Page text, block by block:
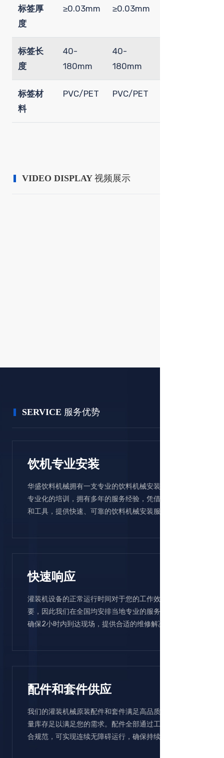
标签厚
度
≥0.03mm ≥0.03mm
标签长
度
40-
180mm
40-
180mm
标签材
料
PVC/PET PVC/PET
VIDEO DISPLAY 视频展示
SERVICE 服务优势
饮机专业安装
华盛饮料机械拥有一支专业的饮料机械安装团队，经过
专业化的培训，拥有多年的服务经验，凭借可靠的技能
和工具，提供快速、可靠的饮料机械安装服务。
快速响应
灌装机设备的正常运行时间对于您的工作效率至关重
要，因此我们在全国均安排当地专业的服务技术人员，
确保2小时内到达现场，提供合适的维修解决方案。
配件和套件供应
我们的灌装机械原装配件和套件满足高品质期望值，大
量库存足以满足您的需求。配件全部通过工厂测试，符
合规范，可实现连续无障碍运行，确保持续合规。